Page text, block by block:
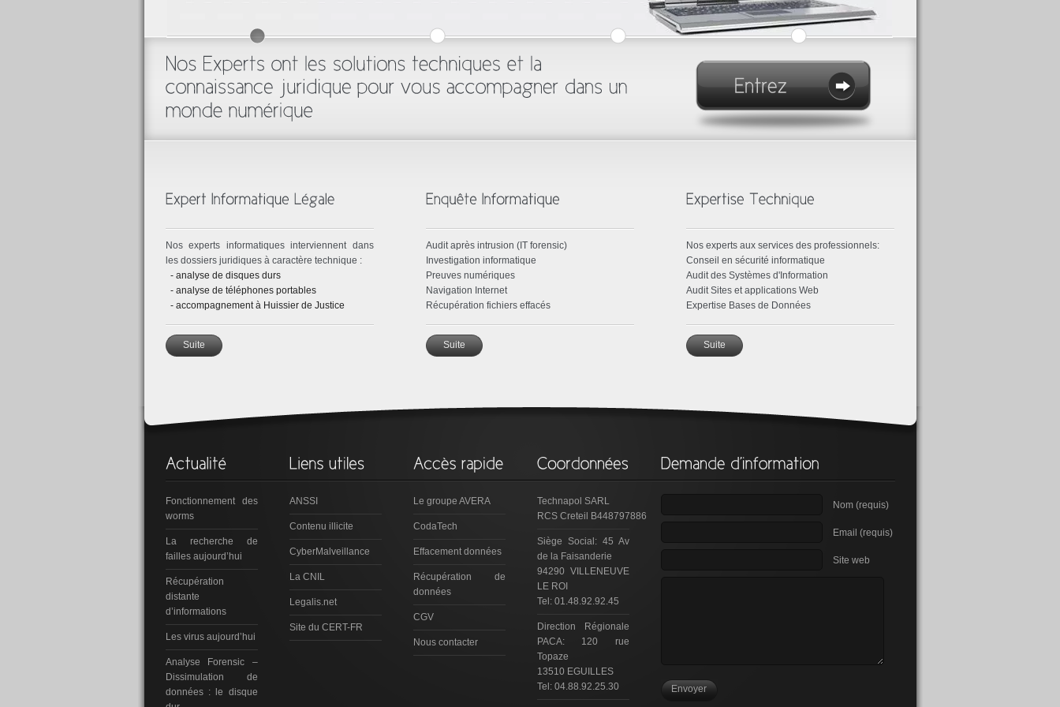
Nos experts informatiques interviennent dans
les dossiers juridiques à caractère technique :
- analyse de disques durs
- analyse de téléphones portables
- accompagnement à Huissier de Justice
Suite
Audit après intrusion (IT forensic)
Investigation informatique
Preuves numériques
Navigation Internet
Récupération fichiers effacés
Suite
Nos experts aux services des professionnels:
Conseil en sécurité informatique
Audit des Systèmes d'Information
Audit Sites et applications Web
Expertise Bases de Données
Suite
Fonctionnement des
worms
La recherche de
failles aujourd’hui
Récupération
distante
d’informations
Les virus aujourd’hui
Analyse Forensic –
Dissimulation de
données : le disque
ANSSI
Contenu illicite
CyberMalveillance
La CNIL
Legalis.net
Site du CERT-FR
Le groupe AVERA
CodaTech
Effacement données
Récupération de
données
CGV
Nous contacter
Technapol SARL
RCS Creteil B448797886
Siège Social: 45 Av
de la Faisanderie
94290 VILLENEUVE
LE ROI
Tel: 01.48.92.92.45
Direction Régionale
PACA: 120 rue
Topaze
13510 EGUILLES
Tel: 04.88.92.25.30
Nom (requis)
Email (requis)
Site web